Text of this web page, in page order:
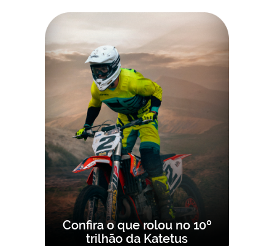
Confira o que rolou no 10º
trilhão da Katetus